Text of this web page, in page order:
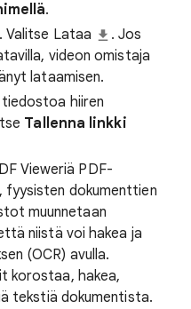
.
Valitse Lataa
. Jos
videon omistaja
lataamisen.
tiedostoa hiiren
Tallenna linkki
Vieweriä PDF-
fyysisten dokumenttien
muunnetaan
niistä voi hakea ja
(OCR) avulla.
korostaa, hakea,
tekstiä dokumentista.